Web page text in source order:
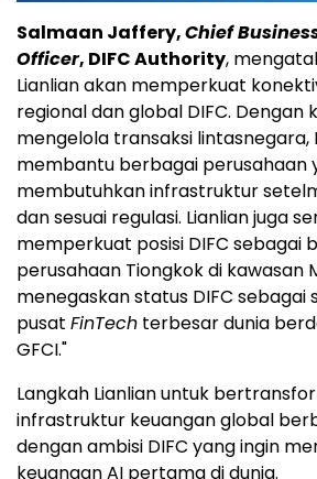
Salmaan Jaffery,Chief
Officer, DIFC Authority,
Lianlian akan memperkuat
regional dan global DIFC. Dengan
mengelola transaksi lintasnegara,
membantu berbagai perusahaan
membutuhkan infrastruktur
dan sesuai regulasi. Lianlian juga
memperkuat posisi DIFC sebagai
perusahaan Tiongkok di kawasan
menegaskan status DIFC sebagai
pusat FinTech terbesar dunia
GFCI."
Langkah Lianlian untuk
infrastruktur keuangan global
dengan ambisi DIFC yang ingin
keuangan AI pertama di dunia.